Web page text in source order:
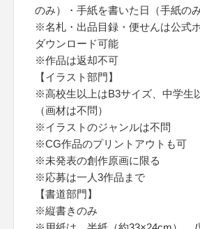
のみ）・手紙を書いた日（手紙のみ
※名札・出品目録・便せんは公式
ダウンロード可能
※作品は返却不可
【イラスト部門】
※高校生以上はB3サイズ、中学生
（画材は不問）
※イラストのジャンルは不問
※CG作品のプリントアウトも可
※未発表の創作原画に限る
※応募は一人3作品まで
【書道部門】
※縦書きのみ